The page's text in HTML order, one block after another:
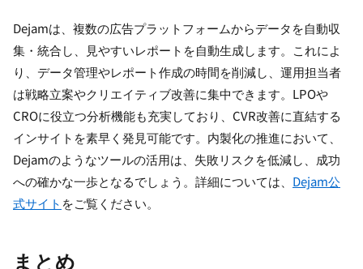
Dejamは、複数の広告プラットフォームからデータを自動収
集・統合し、見やすいレポートを自動生成します。これによ
り、データ管理やレポート作成の時間を削減し、運用担当者
は戦略立案やクリエイティブ改善に集中できます。LPOや
CROに役立つ分析機能も充実しており、CVR改善に直結する
インサイトを素早く発見可能です。内製化の推進において、
Dejamのようなツールの活用は、失敗リスクを低減し、成功
への確かな一歩となるでしょう。詳細については、 Dejam公
式サイト をご覧ください。
まとめ